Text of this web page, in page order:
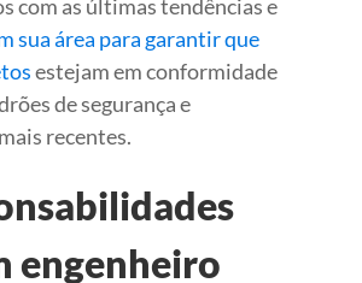
com as últimas tendências e
sua área para garantir que
estejam em conformidade
de segurança e
recentes.
engenheiro